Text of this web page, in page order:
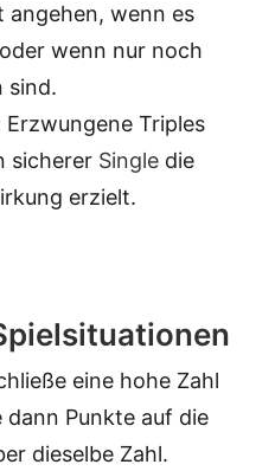
angehen, wenn es
wenn nur noch
sind.
Erzwungene Triples
sicherer Single die
erzielt.
eine hohe Zahl
Punkte auf die
dieselbe Zahl.